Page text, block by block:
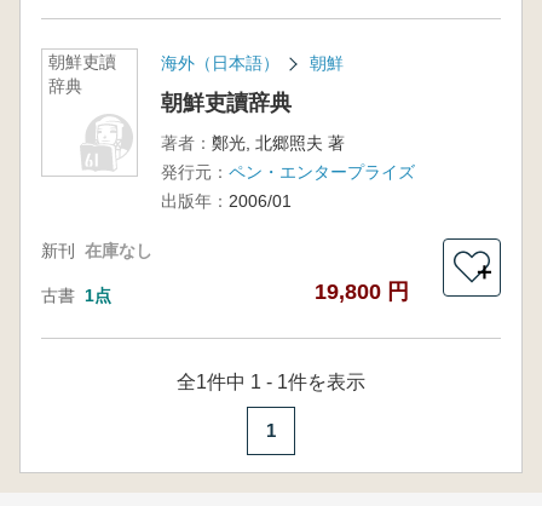
朝鮮吏讀
辞典
海外（日本語） 朝鮮
朝鮮吏讀辞典
著者： 鄭光, 北郷照夫 著
発行元： ペン・エンタープライズ
出版年： 2006/01
新刊 在庫なし
古書 1点 19,800 円
＋
全1件中 1 - 1件を表示
1